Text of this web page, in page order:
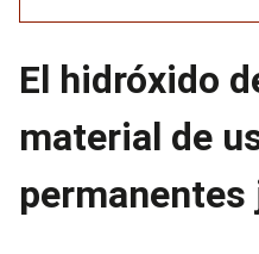
El hidróxido
material de
permanentes